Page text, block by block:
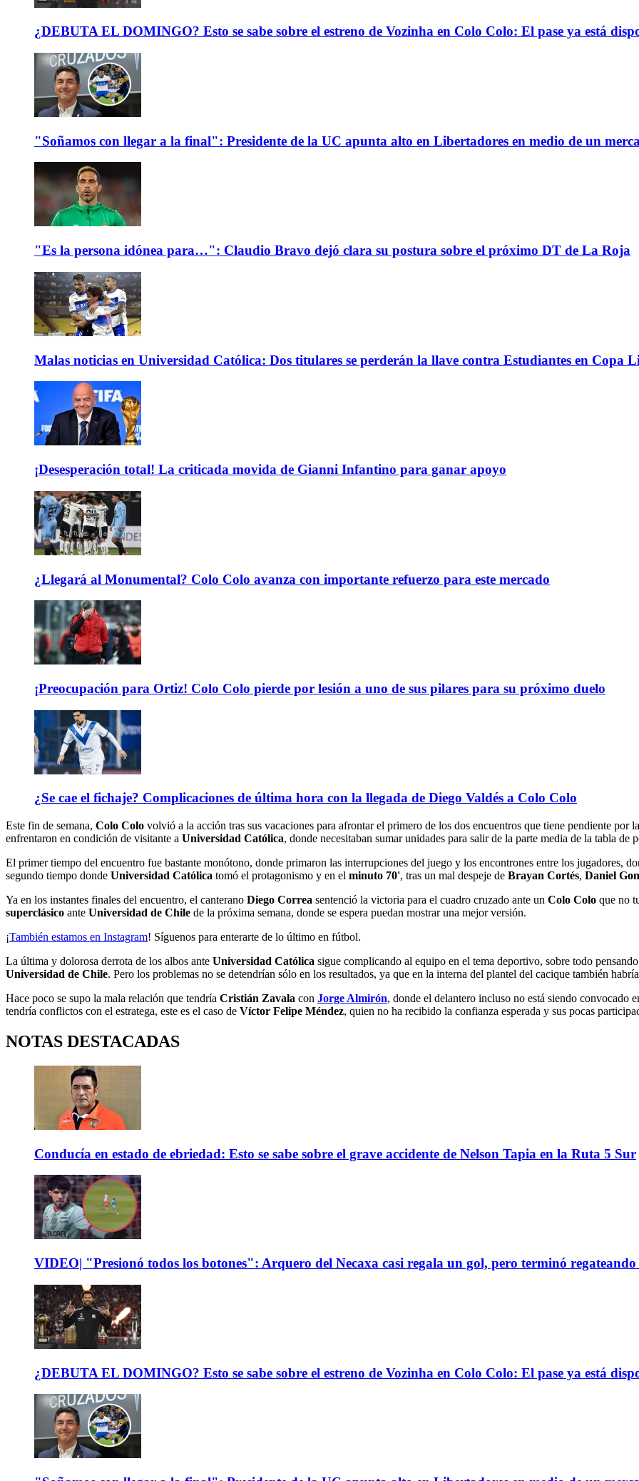
¿DEBUTA EL DOMINGO? Esto se sabe sobre el estreno de Vozinha en Colo Colo: El pase ya está
"Soñamos con llegar a la final": Presidente de la UC apunta alto en Libertadores en medio de un
"Es la persona idónea para…": Claudio Bravo dejó clara su postura sobre el próximo DT de La Roja
Malas noticias en Universidad Católica: Dos titulares se perderán la llave contra Estudiantes en Copa
¡Desesperación total! La criticada movida de Gianni Infantino para ganar apoyo
¿Llegará al Monumental? Colo Colo avanza con importante refuerzo para este mercado
¡Preocupación para Ortiz! Colo Colo pierde por lesión a uno de sus pilares para su próximo duelo
¿Se cae el fichaje? Complicaciones de última hora con la llegada de Diego Valdés a Colo Colo
Este fin de semana, Colo Colo volvió a la acción tras sus vacaciones para afrontar el primero de los dos encuentros que tiene pendiente por
enfrentaron en condición de visitante a Universidad Católica, donde necesitaban sumar unidades para salir de la parte media de la tabla de
El primer tiempo del encuentro fue bastante monótono, donde primaron las interrupciones del juego y los encontrones entre los jugadores,
segundo tiempo donde Universidad Católica tomó el protagonismo y en el minuto 70', tras un mal despeje de Brayan Cortés, Daniel
Ya en los instantes finales del encuentro, el canterano Diego Correa sentenció la victoria para el cuadro cruzado ante un Colo Colo que no
superclásico ante Universidad de Chile de la próxima semana, donde se espera puedan mostrar una mejor versión.
¡También estamos en Instagram! Síguenos para enterarte de lo último en fútbol.
La última y dolorosa derrota de los albos ante Universidad Católica sigue complicando al equipo en el tema deportivo, sobre todo
Universidad de Chile. Pero los problemas no se detendrían sólo en los resultados, ya que en la interna del plantel del cacique también
Hace poco se supo la mala relación que tendría Cristián Zavala con Jorge Almirón, donde el delantero incluso no está siendo convocado
tendría conflictos con el estratega, este es el caso de Víctor Felipe Méndez, quien no ha recibido la confianza esperada y sus pocas
NOTAS DESTACADAS
Conducía en estado de ebriedad: Esto se sabe sobre el grave accidente de Nelson Tapia en la Ruta 5 Sur
VIDEO| "Presionó todos los botones": Arquero del Necaxa casi regala un gol, pero terminó
¿DEBUTA EL DOMINGO? Esto se sabe sobre el estreno de Vozinha en Colo Colo: El pase ya está